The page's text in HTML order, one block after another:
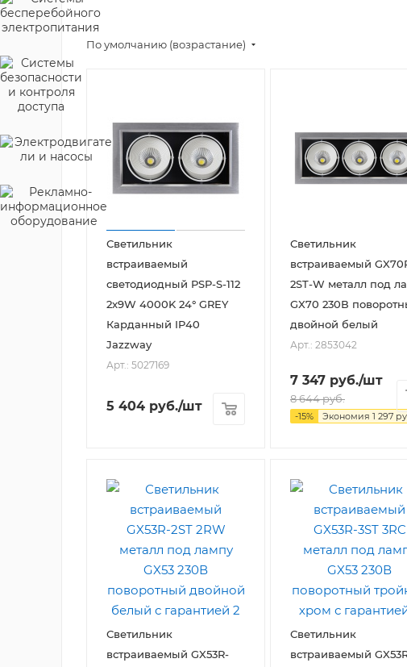
По умолчанию (возрастание)
Светильник
встраиваемый
светодиодный PSP-S-112
2x9W 4000K 24° GREY
Карданный IP40
Jazzway
Арт.: 5027169
5 404 руб./шт
Светильник
встраиваемый
2ST-W металл под
GX70 230В
двойной белый
Арт.: 2853042
7 347 руб./шт
8 644руб.
-15% Экономия 1 297
Светильник
встраиваемый GX53R-
Светильник
встраиваемый